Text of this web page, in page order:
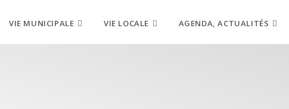
VIE MUNICIPALE VIE LOCALE AGENDA, ACTUALITÉS